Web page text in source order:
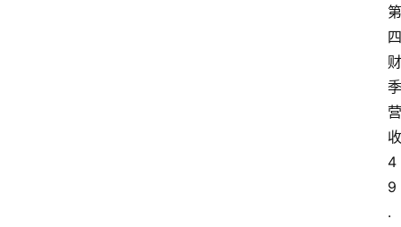
第
四
财
季
营
收
4
9
.